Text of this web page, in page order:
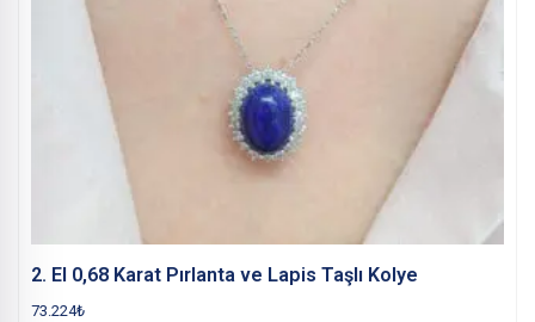
2. El 0,68 Karat Pırlanta ve Lapis Taşlı Kolye
73.224₺